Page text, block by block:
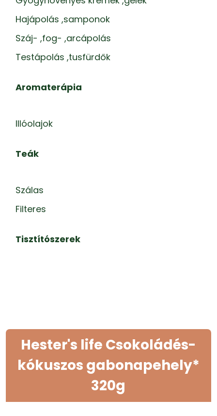
Hajápolás ,samponok
Száj- ,fog- ,arcápolás
Testápolás ,tusfürdők
Aromaterápia
Illóolajok
Teák
Szálas
Filteres
Tisztítószerek
Hester's life Csokoládés-
kókuszos gabonapehely*
320g